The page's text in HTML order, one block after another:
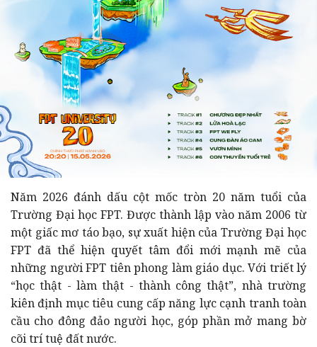
Năm 2026 đánh dấu cột mốc tròn 20 năm tuổi của
Trường Đại học FPT. Được thành lập vào năm 2006 từ
một giấc mơ táo bạo, sự xuất hiện của Trường Đại học
FPT đã thể hiện quyết tâm đổi mới mạnh mẽ của
những người FPT tiên phong làm giáo dục. Với triết lý
“học thật - làm thật - thành công thật”, nhà trường
kiên định mục tiêu cung cấp năng lực cạnh tranh toàn
cầu cho đông đảo người học, góp phần mở mang bờ
cõi trí tuệ đất nước.